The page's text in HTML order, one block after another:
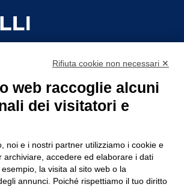
Marmirolo (MN), Italia
€ i.v.
POLICY
Whistleblowing
Codice Etico
Rifiuta cookie non necessari ✕
web raccoglie alcuni
dei visitatori e
noi e i nostri partner utilizziamo i cookie e
archiviare, accedere ed elaborare i dati
la visita al sito web o la
annunci. Poiché rispettiamo il tuo diritto